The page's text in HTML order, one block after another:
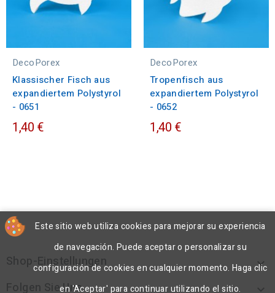
DecoPorex
Klassischer Fisch aus
expandiertem Polystyrol
- 0651
1,40 €
DecoPorex
Tropenfisch aus
expandiertem Polystyrol
- 0652
1,40 €
Shop-Einstellungen 
Folgen Sie Uns 
Este sitio web utiliza cookies para mejorar su experiencia
de navegación. Puede aceptar o personalizar su
configuración de cookies en cualquier momento. Haga clic
en 'Aceptar' para continuar utilizando el sitio.